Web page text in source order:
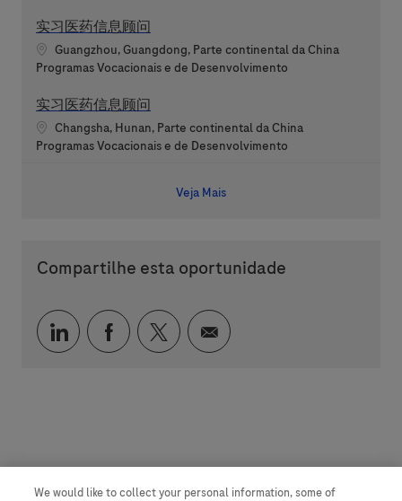
实习医药信息顾问
Localização
Guangzhou, Guangdong, Parte continental da China
Categoria
Programas Vocacionais e de Desenvolvimento
实习医药信息顾问
Localização
Changsha, Hunan, Parte continental da China
Categoria
Programas Vocacionais e de Desenvolvimento
Veja Mais
Compartilhe esta oportunidade
Compartilhar via LinkedIn
Compartilhar via Facebook
Compartilhar via twitter
Compartilhar via e-
We would like to collect your personal information, some of